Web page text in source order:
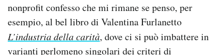
nonprofit confesso che mi rimane se penso, per
esempio, al bel libro di Valentina Furlanetto
L’industria della carità, dove ci si può imbattere in
varianti perlomeno singolari dei criteri di